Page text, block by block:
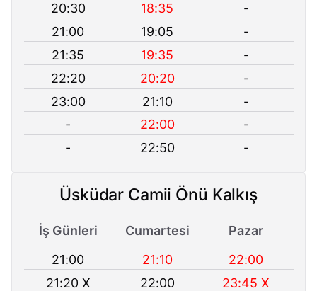
20:30
18:35
-
21:00
19:05
-
21:35
19:35
-
22:20
20:20
-
23:00
21:10
-
-
22:00
-
-
22:50 -
Üsküdar Camii Önü Kalkış
İş Günleri Cumartesi
Pazar
21:00
21:10
22:00
21:20 X
22:00
23:45 X